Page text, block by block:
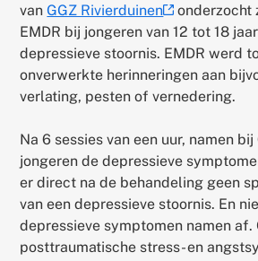
vanGGZ Rivierduinen(externe
link)
onderzocht
EMDR bij jongeren van 12 tot 18
depressieve stoornis. EMDR werd
onverwerkte herinneringen aan
verlating, pesten of vernedering.
Na 6 sessies van een uur, namen bij
jongeren de depressieve
er direct na de behandeling geen
van een depressieve stoornis. En
depressieve symptomen namen af.
posttraumatische stress- en